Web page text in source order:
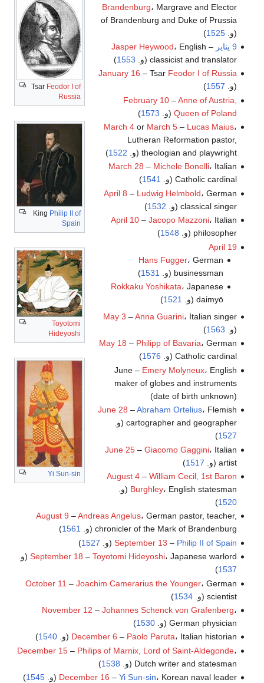
Tsar Feodor I of
Russia
King Philip II of
Spain
Toyotomi
Hideyoshi
Yi Sun-sin
Brandenburg، Margrave and Elector
of Brandenburg and Duke of Prussia
(و.1525
)
9 يناير
–
Jasper Heywood، English
classicist and translator (و.
1553
)
January 16 – Tsar Feodor I of Russia
(و. 1557
)
February 10–Anne of Austria,
Queen of Poland (و. 1573
)
March 4or March 5– Lucas Maius،
Lutheran Reformation pastor,
theologian and playwright (و.
1522
)
March 28 – Michele Bonelli، Italian
Catholic cardinal (و.
1541
)
April 8 – Ludwig Helmbold، German
classical singer (و.
1532
)
April 10– Jacopo Mazzoni، Italian
philosopher (و.
1548
)
April 19
Hans Fugger، German
businessman (و.
1531
)
Rokkaku Yoshikata، Japanese
daimyō (و.
1521
)
May 3 –Anna Guarini، Italian singer
(و. 1563
)
May 18 – Philipp of Bavaria، German
Catholic cardinal (و.
1576
)
June – Emery Molyneux، English
maker of globes and instruments
(date of birth unknown)
June 28 –Abraham Ortelius، Flemish
cartographer and geographer (و.
1527
)
June 25– Giacomo Gaggini، Italian
artist (و.
1517
)
August 4– William Cecil, 1st Baron
Burghley، English statesman (و.
1520
)
August 9 –Andreas Angelus، German pastor, teacher,
chronicler of the Mark of Brandenburg (و.
1561
)
September 13 – Philip II of Spain (و. 1527
)
September 18 – Toyotomi Hideyoshi، Japanese warlord (و.
1537
)
October 11 – Joachim Camerarius the Younger، German
scientist (و.
1534
)
November 12 – Johannes Schenck von Grafenberg،
German physician (و.
1530
)
December 6 – Paolo Paruta، Italian historian (و. 1540
)
December 15– Philips of Marnix, Lord of Saint-Aldegonde،
Dutch writer and statesman (و.
1538
)
December 16 – Yi Sun-sin، Korean naval leader (و. 1545
)